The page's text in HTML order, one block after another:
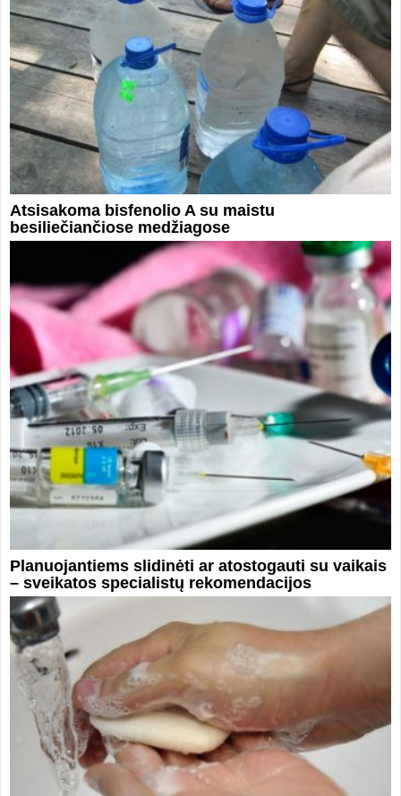
Atsisakoma bisfenolio A su maistu
besiliečiančiose medžiagose
Planuojantiems slidinėti ar atostogauti su vaikais
– sveikatos specialistų rekomendacijos